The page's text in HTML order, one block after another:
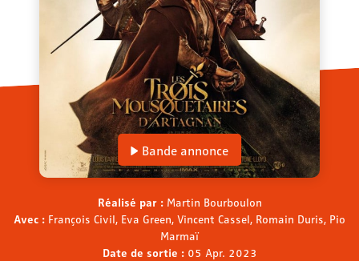
Bande annonce
Réalisé par : Martin Bourboulon
Avec : François Civil, Eva Green, Vincent Cassel, Romain Duris, Pio
Marmaï
Date de sortie : 05 Apr. 2023